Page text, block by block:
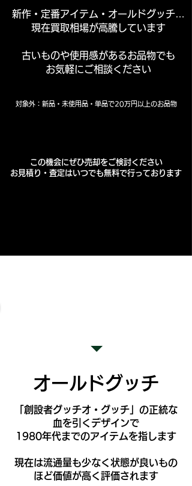
新作・定番アイテム・オールドグッチ…
現在買取相場が高騰しています
古いものや使用感があるお品物でも
お気軽にご相談ください
対象外：新品・未使用品・単品で20万円以上のお品物
この機会にぜひ売却をご検討ください
​お見積り・査定はいつでも無料で行っております
​オールドグッチ
「創設者グッチオ・グッチ」の正統な
血を引くデザインで
1980年代までのアイテムを指します
現在は流通量も少なく​状態が良いもの
ほど価値が高く評価されます